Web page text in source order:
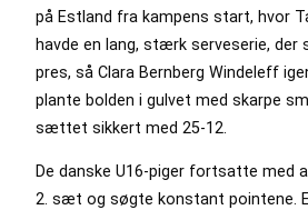
på Estland fra kampens start, hvor
havde en lang, stærk serveserie, der
pres, så Clara Bernberg Windeleff
plante bolden i gulvet med skarpe
sættet sikkert med 25-12.
De danske U16-piger fortsatte med
2. sæt og søgte konstant pointene.